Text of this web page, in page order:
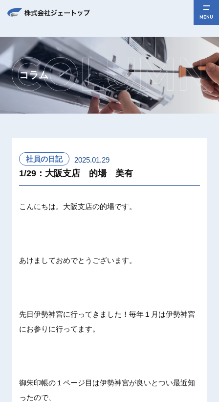
MENU
コラム
社員の日記 2025.01.29
1/29：大阪支店 的場 美有
こんにちは。大阪支店の的場です。
あけましておめでとうございます。
先日伊勢神宮に行ってきました！毎年１月は伊勢神宮
にお参りに行ってます。
御朱印帳の１ページ目は伊勢神宮が良いとつい最近知
ったので、